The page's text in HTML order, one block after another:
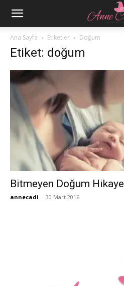
Ana Sayfa Etiketler Doğum
Etiket: doğum
Bitmeyen Doğum
annecadi - 30 Mart 2016